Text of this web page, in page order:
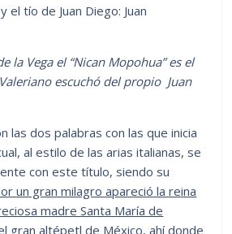
el tío de Juan Diego: Juan
la Vega el “Nican Mopohua” es el
escuchó del propio Juan
las dos palabras con las que inicia
al estilo de las arias italianas, se
con este título, siendo su
un gran milagro apareció la reina
madre Santa María de
gran altépetl de México, ahí donde